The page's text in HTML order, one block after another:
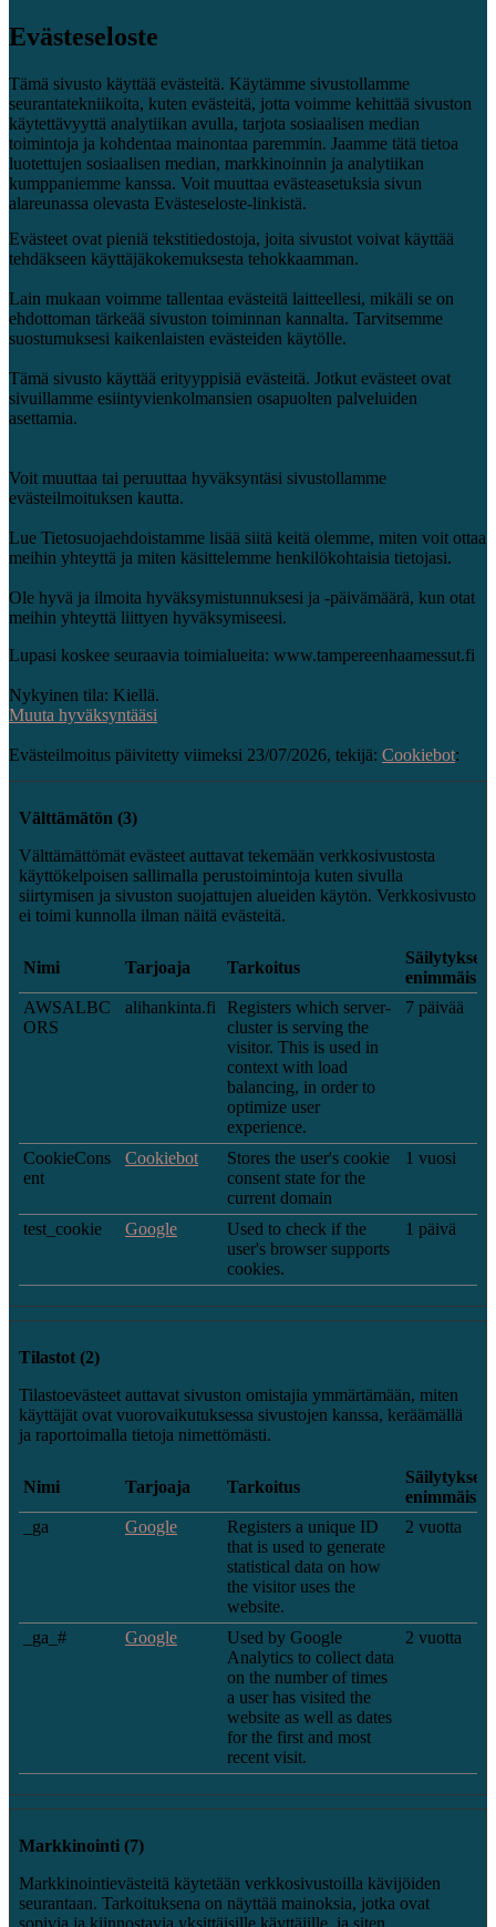
Evästeseloste
Tämä sivusto käyttää evästeitä. Käytämme sivustollamme
seurantatekniikoita, kuten evästeitä, jotta voimme kehittää sivuston
käytettävyyttä analytiikan avulla, tarjota sosiaalisen median
toimintoja ja kohdentaa mainontaa paremmin. Jaamme tätä tietoa
luotettujen sosiaalisen median, markkinoinnin ja analytiikan
kumppaniemme kanssa. Voit muuttaa evästeasetuksia sivun
alareunassa olevasta Evästeseloste-linkistä.
Evästeet ovat pieniä tekstitiedostoja, joita sivustot voivat käyttää
tehdäkseen käyttäjäkokemuksesta tehokkaamman.
Lain mukaan voimme tallentaa evästeitä laitteellesi, mikäli se on
ehdottoman tärkeää sivuston toiminnan kannalta. Tarvitsemme
suostumuksesi kaikenlaisten evästeiden käytölle.
Tämä sivusto käyttää erityyppisiä evästeitä. Jotkut evästeet ovat
sivuillamme esiintyvienkolmansien osapuolten palveluiden
asettamia.
Voit muuttaa tai peruuttaa hyväksyntäsi sivustollamme
evästeilmoituksen kautta.
Lue Tietosuojaehdoistamme lisää siitä keitä olemme, miten voit ottaa
meihin yhteyttä ja miten käsittelemme henkilökohtaisia tietojasi.
Ole hyvä ja ilmoita hyväksymistunnuksesi ja -päivämäärä, kun otat
meihin yhteyttä liittyen hyväksymiseesi.
Lupasi koskee seuraavia toimialueita: www.tampereenhaamessut.fi
Nykyinen tila: Kiellä.
Muuta hyväksyntääsi
Evästeilmoitus päivitetty viimeksi 23/07/2026, tekijä: Cookiebot:
Välttämätön (3)
Välttämättömät evästeet auttavat tekemään verkkosivustosta
käyttökelpoisen sallimalla perustoimintoja kuten sivulla
siirtymisen ja sivuston suojattujen alueiden käytön. Verkkosivusto
ei toimi kunnolla ilman näitä evästeitä.
Nimi Tarjoaja Tarkoitus
Säilytyksen
AWSALBC
ORS
alihankinta.fi
Registers which server-
cluster is serving the
visitor. This is used in
context with load
balancing, in order to
optimize user
experience.
7 päivää
CookieCons
ent
Cookiebot
Stores the user's cookie
consent state for the
current domain
1 vuosi
test_cookie Google
Used to check if the
user's browser supports
cookies.
1 päivä
Tilastot (2)
Tilastoevästeet auttavat sivuston omistajia ymmärtämään, miten
käyttäjät ovat vuorovaikutuksessa sivustojen kanssa, keräämällä
ja raportoimalla tietoja nimettömästi.
Nimi Tarjoaja Tarkoitus
Säilytyksen
_ga
Google
Registers a unique ID
that is used to generate
statistical data on how
the visitor uses the
website.
2 vuotta
_ga_# Google
Used by Google
Analytics to collect data
on the number of times
a user has visited the
website as well as dates
for the first and most
recent visit.
2 vuotta
Markkinointi (7)
Markkinointievästeitä käytetään verkkosivustoilla kävijöiden
seurantaan. Tarkoituksena on näyttää mainoksia, jotka ovat
sopivia ja kiinnostavia yksittäisille käyttäjille, ja siten